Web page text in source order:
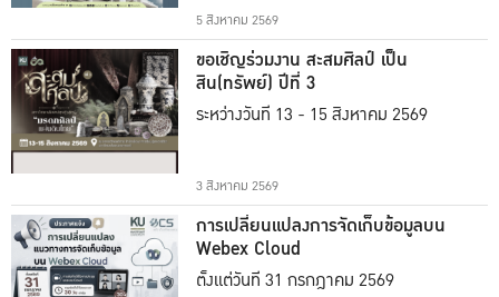
5 สิงหาคม 2569
ขอเชิญร่วมงาน สะสมศิลป์ เป็น
สิน(ทรัพย์) ปีที่ 3
ระหว่างวันที่ 13 - 15 สิงหาคม 2569
3 สิงหาคม 2569
การเปลี่ยนแปลงการจัดเก็บข้อมูลบน
Webex Cloud
ตั้งแต่วันที่ 31 กรกฎาคม 2569